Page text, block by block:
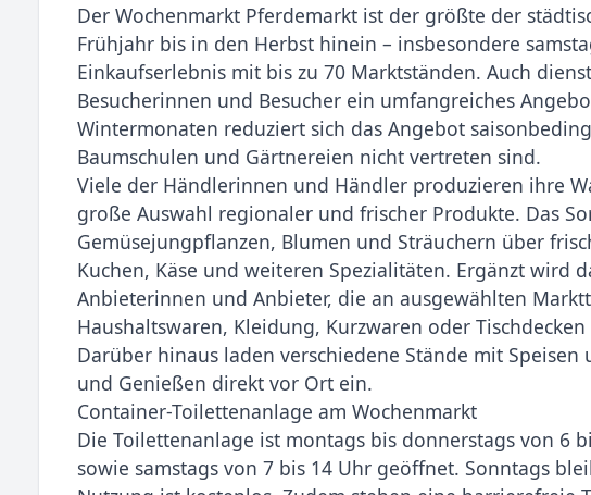
Der Wochenmarkt Pferdemarkt ist der größte der
Frühjahr bis in den Herbst hinein – insbesondere
Einkaufserlebnis mit bis zu 70 Marktständen. Auch
Besucherinnen und Besucher ein umfangreiches
Wintermonaten reduziert sich das Angebot
Baumschulen und Gärtnereien nicht vertreten sind.
Viele der Händlerinnen und Händler produzieren ihre
große Auswahl regionaler und frischer Produkte. Das
Gemüsejungpflanzen, Blumen und Sträuchern über
Kuchen, Käse und weiteren Spezialitäten. Ergänzt wird
Anbieterinnen und Anbieter, die an ausgewählten
Haushaltswaren, Kleidung, Kurzwaren oder
Darüber hinaus laden verschiedene Stände mit
und Genießen direkt vor Ort ein.
Container-Toilettenanlage am Wochenmarkt
Die Toilettenanlage ist montags bis donnerstags von 6
sowie samstags von 7 bis 14 Uhr geöffnet. Sonntags